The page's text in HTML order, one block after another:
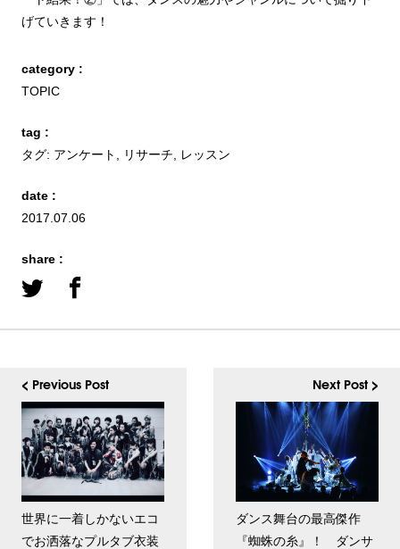
げていきます！
category :
TOPIC
tag :
タグ: アンケート リサーチ レッスン
date :
2017.07.06
share :
< Previous Post
世界に一着しかないエコ
でお洒落なプルタブ衣装
Next Post >
ダンス舞台の最高傑作
『蜘蛛の糸』！ ダンサ